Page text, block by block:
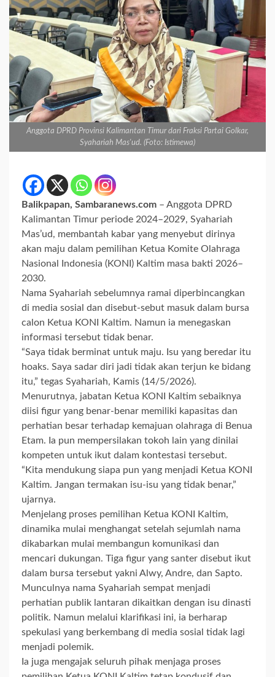
Anggota DPRD Provinsi Kalimantan Timur dari Fraksi Partai Golkar,
Syahariah Mas'ud. (Foto: Istimewa)
Balikpapan, Sambaranews.com – Anggota DPRD
Kalimantan Timur periode 2024–2029, Syahariah
Mas’ud, membantah kabar yang menyebut dirinya
akan maju dalam pemilihan Ketua Komite Olahraga
Nasional Indonesia (KONI) Kaltim masa bakti 2026–
2030.
Nama Syahariah sebelumnya ramai diperbincangkan
di media sosial dan disebut-sebut masuk dalam bursa
calon Ketua KONI Kaltim. Namun ia menegaskan
informasi tersebut tidak benar.
“Saya tidak berminat untuk maju. Isu yang beredar itu
hoaks. Saya sadar diri jadi tidak akan terjun ke bidang
itu,” tegas Syahariah, Kamis (14/5/2026).
Menurutnya, jabatan Ketua KONI Kaltim sebaiknya
diisi figur yang benar-benar memiliki kapasitas dan
perhatian besar terhadap kemajuan olahraga di Benua
Etam. Ia pun mempersilakan tokoh lain yang dinilai
kompeten untuk ikut dalam kontestasi tersebut.
“Kita mendukung siapa pun yang menjadi Ketua KONI
Kaltim. Jangan termakan isu-isu yang tidak benar,”
ujarnya.
Menjelang proses pemilihan Ketua KONI Kaltim,
dinamika mulai menghangat setelah sejumlah nama
dikabarkan mulai membangun komunikasi dan
mencari dukungan. Tiga figur yang santer disebut ikut
dalam bursa tersebut yakni Alwy, Andre, dan Sapto.
Munculnya nama Syahariah sempat menjadi
perhatian publik lantaran dikaitkan dengan isu dinasti
politik. Namun melalui klarifikasi ini, ia berharap
spekulasi yang berkembang di media sosial tidak lagi
menjadi polemik.
Ia juga mengajak seluruh pihak menjaga proses